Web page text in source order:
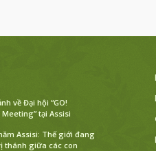
về Đại hội “GO!
tại Assisi
Assisi: Thế giới đang
thánh giữa các con